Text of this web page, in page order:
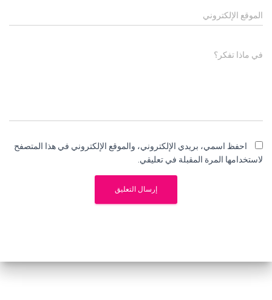
الموقع الإلكتروني
في ماذا تفكر؟
احفظ اسمي، بريدي الإلكتروني، والموقع الإلكتروني في هذا المتصفح
لاستخدامها المرة المقبلة في تعليقي.